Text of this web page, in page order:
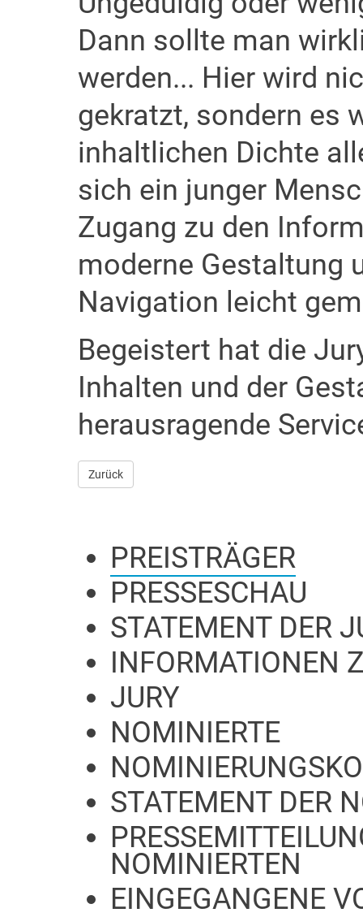
Dann sollte man
werden... Hier wird
gekratzt, sondern es
inhaltlichen Dichte
sich ein junger
Zugang zu den
moderne Gestaltung
Navigation leicht
Begeistert hat die
Inhalten und der
herausragende
Zurück
PREISTRÄGER
PRESSESCHAU
STATEMENT DER
INFORMATIONEN
JURY
NOMINIERTE
STATEMENT DER
NOMINIERTEN
EINGEGANGENE